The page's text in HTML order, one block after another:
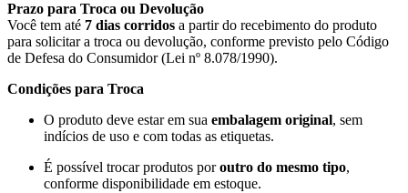
Prazo para Troca ou Devolução
Você tem até 7 dias corridos a partir do recebimento do produto
para solicitar a troca ou devolução, conforme previsto pelo Código
de Defesa do Consumidor (Lei nº 8.078/1990).
Condições para Troca
O produto deve estar em sua embalagem original, sem
indícios de uso e com todas as etiquetas.
É possível trocar produtos poroutro do mesmo tipo,
conforme disponibilidade em estoque.